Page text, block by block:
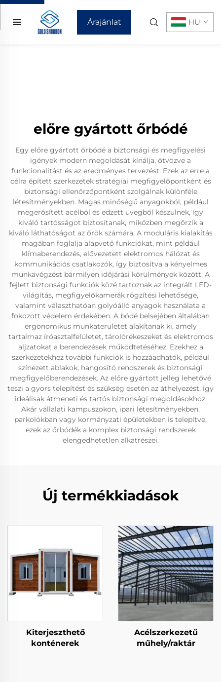
Árajánlat HU
előre gyártott őrbódé
Egy előre gyártott őrbódé a biztonsági és megfigyelési
igények modern megoldását kínálja, ötvözve a
funkcionalitást és az eredményes tervezést. Ezek az erre a
célra épített szerkezetek stratégiai megfigyelőpontként és
biztonsági ellenőrzőpontként szolgálnak különféle
létesítményekben. Magas minőségű anyagokból, például
megerősített acélból és edzett üvegből készülnek, így
kiváló tartósságot biztosítanak, miközben megőrzik a
kiváló láthatóságot az őrök számára. A moduláris kialakítás
magában foglalja alapvető funkciókat, mint például
klímaberendezés, elővezetett elektromos hálózat és
kommunikációs csatlakozók, így biztosítva a kényelmes
munkavégzést bármilyen időjárási körülmények között. A
fejlett biztonsági funkciók közé tartoznak az integrált LED-
világítás, megfigyelőkamerák rögzítési lehetősége,
valamint választhatóan golyóálló anyagok használata a
fokozott védelem érdekében. A bódé belsejében általában
ergonomikus munkaterületet alakítanak ki, amely
tartalmaz íróasztalfelületet, tárolórekeszeket és elektromos
aljzatokat a berendezések működtetéséhez. Ezekhez a
szerkezetekhez további funkciók is hozzáadhatók, például
színezett ablakok, hangosító rendszerek és biztonsági
megfigyelőberendezések. Az előre gyártott jelleg lehetővé
teszi a gyors telepítést és szükség esetén az áthelyezést, így
ideálisak átmeneti és tartós biztonsági megoldásokhoz.
Akár vállalati kampuszokon, ipari létesítményekben,
parkolókban vagy kormányzati épületekben is telepítve,
ezek az őrbódék a komplex biztonsági rendszerek
elengedhetetlen alkatrészei.
Új termékkiadások
Kiterjeszthető
konténerek
Acélszerkezetű
műhely/raktár